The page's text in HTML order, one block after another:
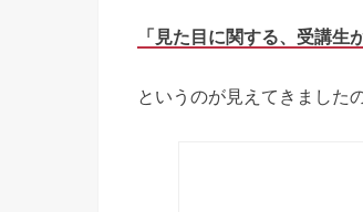
「見た目に関する、受講生
というのが見えてきました